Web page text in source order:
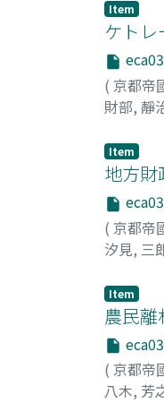
Item
ケト
( 京都帝
財部, 靜
Item
地方財
( 京都帝
汐見, 三
Item
農民
( 京都帝
八木, 芳